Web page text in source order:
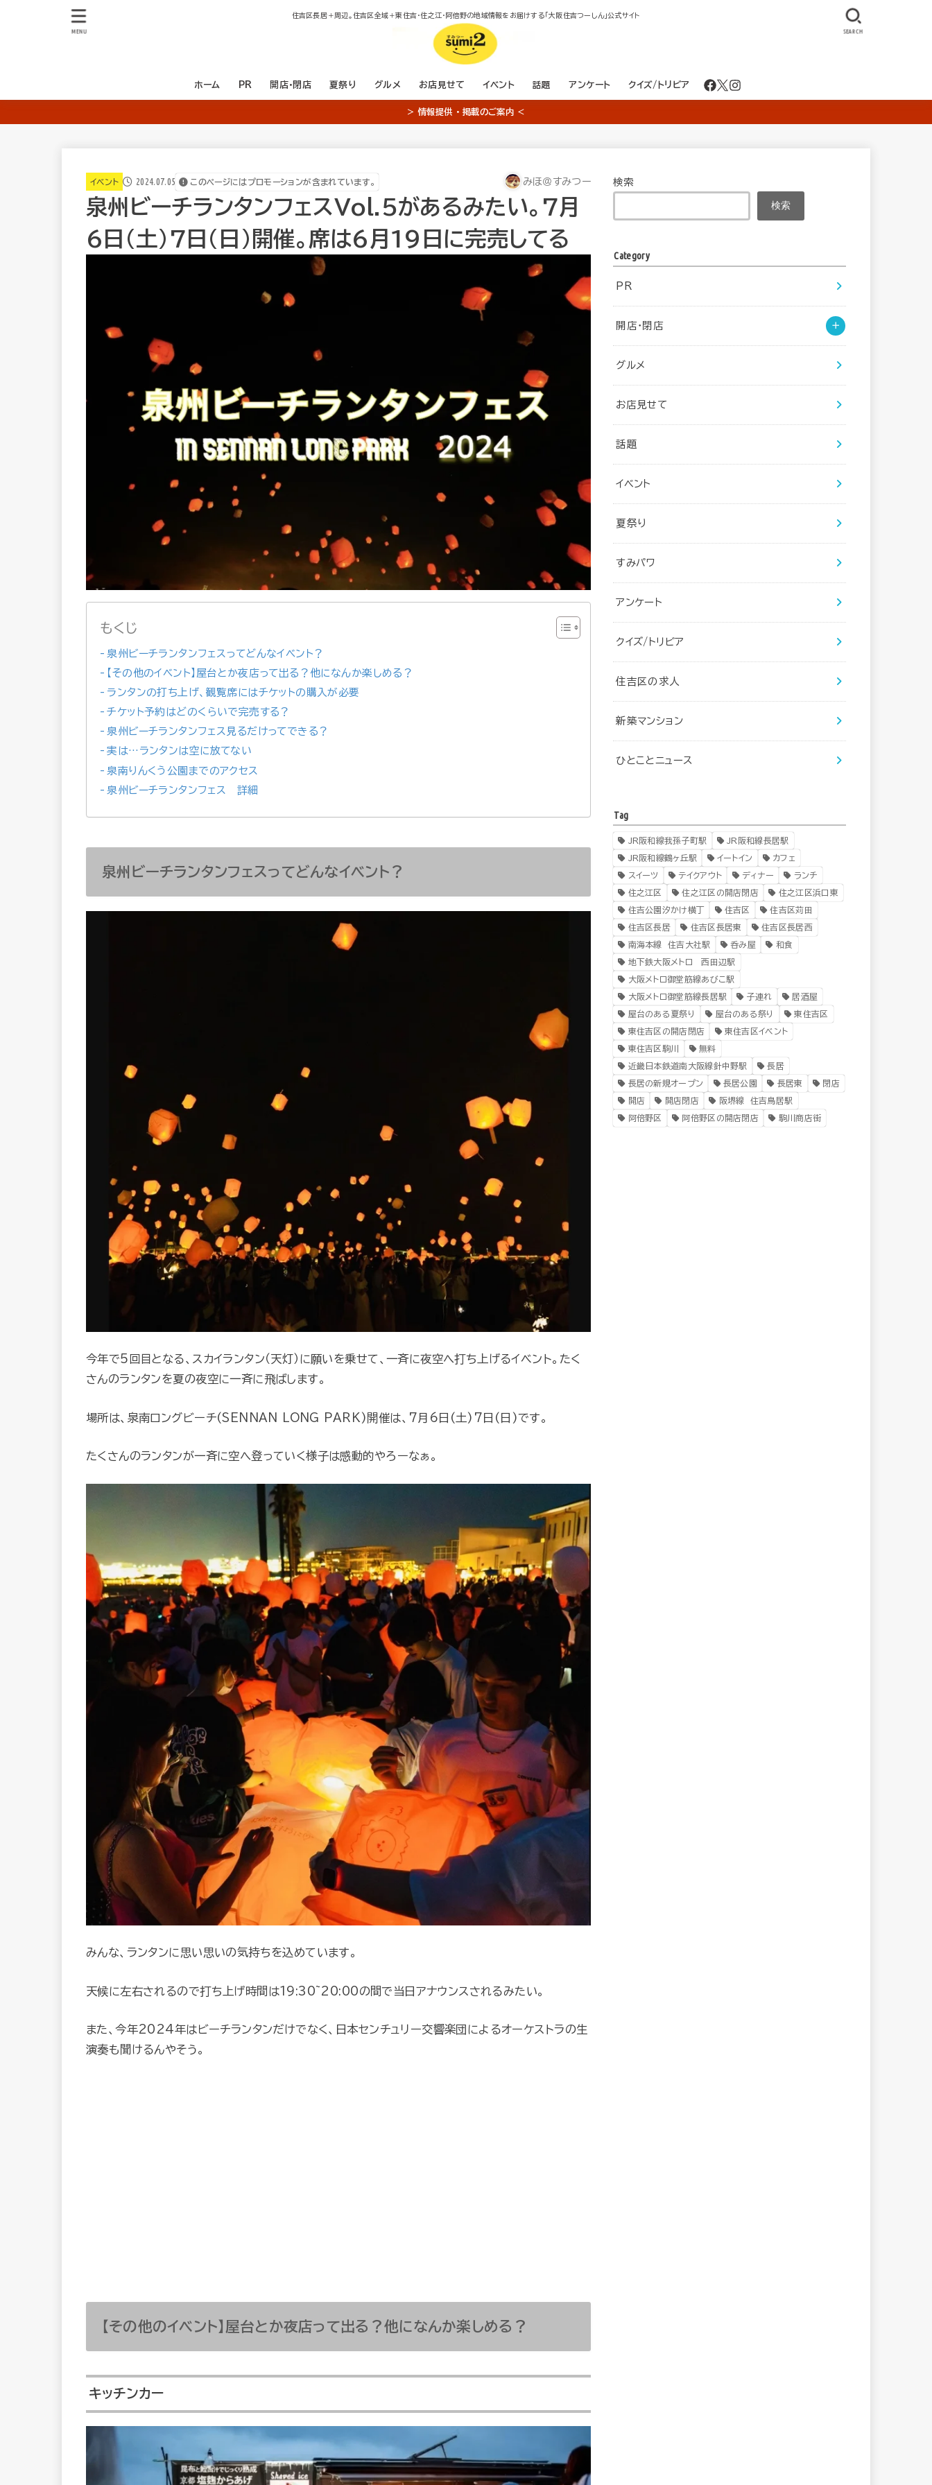
住吉区長居＋周辺。住吉区全域＋東住吉・住之江・阿倍野の地域情報をお届けする「大阪住吉つーしん」公式サイト
ホーム PR 開店・閉店 夏祭り グルメ お店見せて イベント 話題 アンケート クイズ/トリビア
SEARCH
MENU
＞ 情報提供 ・ 掲載のご案内 ＜
イベント 2024.07.05 このページにはプロモーションが含まれています。 みほ＠すみつー
泉州ビーチランタンフェスVol.5があるみたい。7月
6日(土)7日(日)開催。席は6月19日に完売してる
もくじ
泉州ビーチランタンフェスってどんなイベント？
【その他のイベント】屋台とか夜店って出る？他になんか楽しめる？
ランタンの打ち上げ、観覧席にはチケットの購入が必要
チケット予約はどのくらいで完売する？
泉州ビーチランタンフェス見るだけってできる？
実は…ランタンは空に放てない
泉南りんくう公園までのアクセス
泉州ビーチランタンフェス 詳細
泉州ビーチランタンフェスってどんなイベント？
今年で5回目となる、スカイランタン（天灯）に願いを乗せて、一斉に夜空へ打ち上げるイベント。たく
さんのランタンを夏の夜空に一斉に飛ばします。
場所は、泉南ロングビーチ(SENNAN LONG PARK)開催は、7月6日(土)7日(日)です。
たくさんのランタンが一斉に空へ登っていく様子は感動的やろーなぁ。
みんな、ランタンに思い思いの気持ちを込めています。
天候に左右されるので打ち上げ時間は19:30~20:00の間で当日アナウンスされるみたい。
また、今年2024年はビーチランタンだけでなく、日本センチュリー交響楽団によるオーケストラの生
演奏も聞けるんやそう。
【その他のイベント】屋台とか夜店って出る？他になんか楽しめる？
キッチンカー
検索
検索
Category
PR
開店・閉店
グルメ
お店見せて
話題
イベント
夏祭り
すみパワ
アンケート
クイズ/トリビア
住吉区の求人
新築マンション
ひとことニュース
Tag
JR阪和線我孫子町駅 JR阪和線長居駅
JR阪和線鶴ヶ丘駅 イートイン カフェ
スイーツ テイクアウト ディナー ランチ
住之江区 住之江区の開店閉店 住之江区浜口東
住吉公園汐かけ横丁 住吉区 住吉区苅田
住吉区長居 住吉区長居東 住吉区長居西
南海本線 住吉大社駅 呑み屋 和食
地下鉄大阪メトロ 西田辺駅
大阪メトロ御堂筋線あびこ駅
大阪メトロ御堂筋線長居駅 子連れ 居酒屋
屋台のある夏祭り 屋台のある祭り 東住吉区
東住吉区の開店閉店 東住吉区イベント
東住吉区駒川 無料
近畿日本鉄道南大阪線針中野駅 長居
長居の新規オープン 長居公園 長居東 閉店
開店 開店閉店 阪堺線 住吉鳥居駅
阿倍野区 阿倍野区の開店閉店 駒川商店街